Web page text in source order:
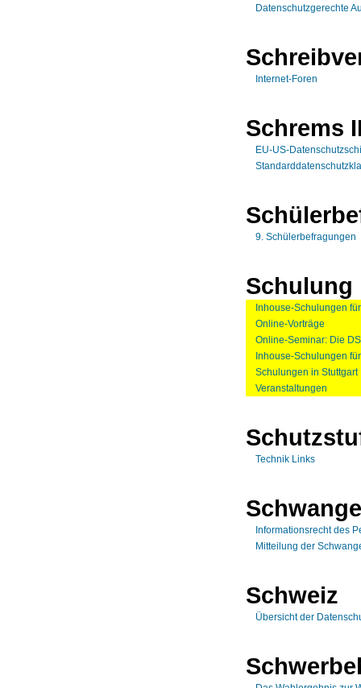
Datenschutzgerechte
Internet-Foren
Schrems
EU-US-
9. Schülerbefragungen
Schulung
Inhouse-Schulungen
Online-Vorträge
Online-Seminar: Die
Inhouse-Schulungen
Schulungen in Stuttgart
Veranstaltungen
Technik Links
Informationsrecht des
Mitteilung der
Schweiz
Übersicht der